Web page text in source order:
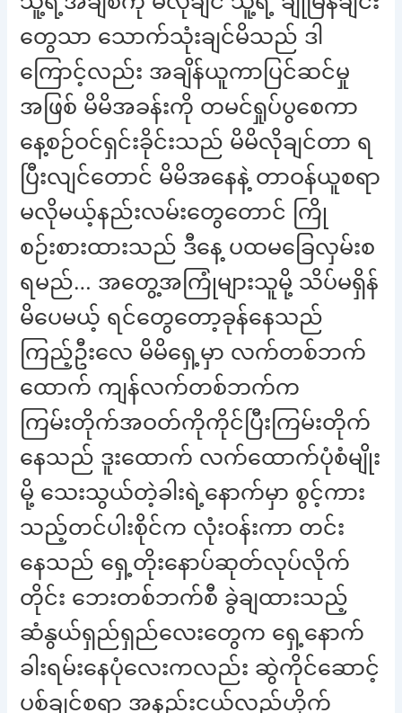
တွေသာ သောက်သုံးချင်မိသည် ဒါ
ကြောင့်လည်း အချိန်ယူကာပြင်ဆင်မှု
အဖြစ် မိမိအခန်းကို တမင်ရှုပ်ပွစေကာ
နေ့စဉ်ဝင်ရှင်းခိုင်းသည် မိမိလိုချင်တာ ရ
ပြီးလျင်တောင် မိမိအနေနဲ့ တာဝန်ယူစရာ
မလိုမယ့်နည်းလမ်းတွေတောင် ကြို
စဉ်းစားထားသည် ဒီနေ့ ပထမခြေလှမ်းစ
ရမည်… အတွေ့အကြုံများသူမို့ သိပ်မရှိန်
မိပေမယ့် ရင်တွေတော့ခုန်နေသည်
ကြည့်ဦးလေ မိမိရှေ့မှာ လက်တစ်ဘက်
ထောက် ကျန်လက်တစ်ဘက်က
ကြမ်းတိုက်အဝတ်ကိုကိုင်ပြီးကြမ်းတိုက်
နေသည် ဒူးထောက် လက်ထောက်ပုံစံမျိုး
မို့ သေးသွယ်တဲ့ခါးရဲ့နောက်မှာ စွင့်ကား
သည့်တင်ပါးစိုင်က လုံးဝန်းကာ တင်း
နေသည် ရှေ့တိုးနောပ်ဆုတ်လုပ်လိုက်
တိုင်း ဘေးတစ်ဘက်စီ ခွဲချထားသည့်
ဆံနွယ်ရှည်ရှည်လေးတွေက ရှေ့နောက်
ခါးရမ်းနေပုံလေးကလည်း ဆွဲကိုင်ဆောင့်
ပစ်ချင်စရာ အနည်းငယ်လည်ဟိုက်